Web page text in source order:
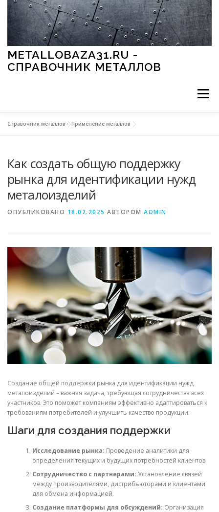
Перейти к содержимому
METALLOBAZA31.RU -
СПРАВОЧНИК МЕТАЛЛОВ
Меню
МЕТАЛЛЫ И ОКРУЖАЮЩАЯ СРЕДА
ПРИМЕНЕНИЕ МЕТАЛЛОВ
СТАТЬИ
Справочник металлов »Применение металлов
Как создать общую поддержку
рынка для идентификации нужд
металоизделий
ОПУБЛИКОВАНО 18.02.2025 АВТОРОМ ADMIN
Создание общей поддержки рынка для идентификации нужд
металоизделий – важная задача, требующая сотрудничества всех
участников. Это поможет компаниям эффективно адаптироваться к
требованиям потребителей и улучшить качество продукции.
Шаги для создания поддержки
Исследование рынка: Проведение аналитики для
определения текущих и будущих потребностей клиентов.
Сотрудничество с партнерами: Установление связей
между производителями, дистрибьюторами и клиентами
для обмена информацией.
Создание платформы для обсуждений: Организация